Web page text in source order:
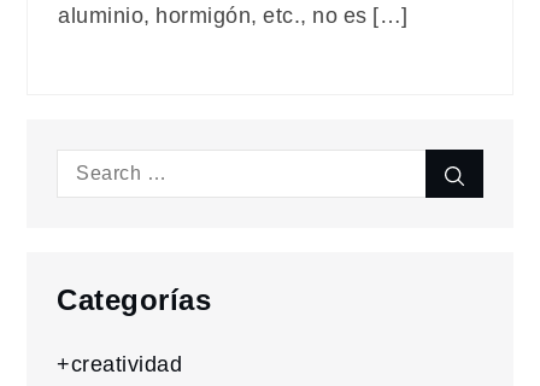
aluminio, hormigón, etc., no es […]
Search
Categorías
+creatividad